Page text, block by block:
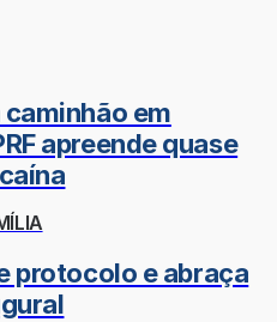
em
apreende quase
protocolo e abraça